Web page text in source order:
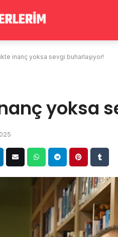
inanç yoksa sevgi buharlaşıyor!
yoksa